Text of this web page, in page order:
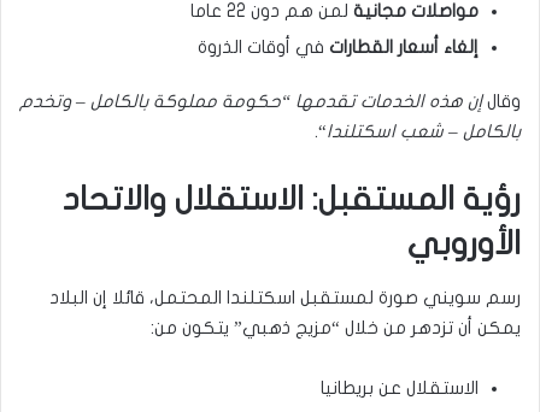
مواصلات مجانية لمن هم دون 22 عاما
إلغاء أسعار القطارات في أوقات الذروة
وقالإن هذه الخدمات تقدمها “حكومة مملوكة بالكامل – وتخدم
بالكامل – شعب اسكتلندا“.
رؤية المستقبل: الاستقلال والاتحاد
الأوروبي
رسم سويني صورة لمستقبل اسكتلندا المحتمل، قائلا إن البلاد
يمكن أن تزدهر من خلال “مزيج ذهبي” يتكون من:
الاستقلال عن بريطانيا